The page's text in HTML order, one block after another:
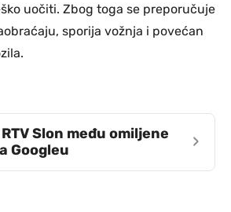
uočiti. Zbog toga se preporučuje
sporija vožnja i povećan
Slon među omiljene
Googleu
›